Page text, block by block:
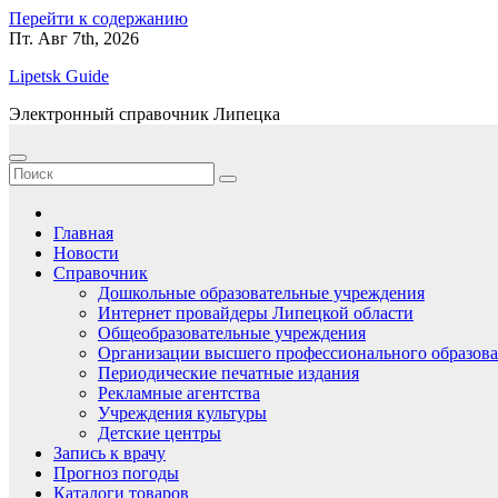
Перейти к содержанию
Пт. Авг 7th, 2026
Lipetsk Guide
Электронный справочник Липецка
Главная
Новости
Справочник
Дошкольные образовательные учреждения
Интернет провайдеры Липецкой области
Общеобразовательные учреждения
Организации высшего профессионального
Периодические печатные издания
Рекламные агентства
Учреждения культуры
Детские центры
Запись к врачу
Прогноз погоды
Каталоги товаров